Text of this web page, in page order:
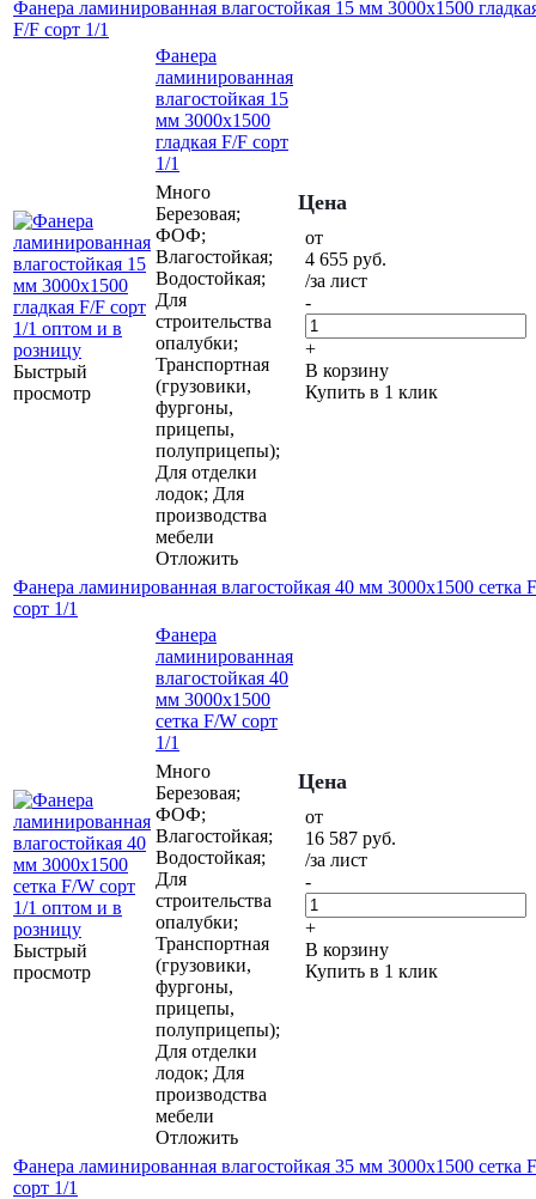
Фанера ламинированная влагостойкая 15 мм 3000х1500
F/F сорт 1/1
Быстрый
просмотр
Фанера
ламинированная
влагостойкая 15
мм 3000х1500
гладкая F/F сорт
1/1
Много
Березовая;
ФОФ;
Влагостойкая;
Водостойкая;
Для
строительства
опалубки;
Транспортная
(грузовики,
фургоны,
прицепы,
полуприцепы);
Для отделки
лодок; Для
производства
мебели
Отложить
Цена
от
4 655 руб.
/за лист
-
+
В корзину
Купить в 1 клик
Фанера ламинированная влагостойкая 40 мм 3000х1500 сетка
сорт 1/1
Быстрый
просмотр
Фанера
ламинированная
влагостойкая 40
мм 3000х1500
сетка F/W сорт
1/1
Много
Березовая;
ФОФ;
Влагостойкая;
Водостойкая;
Для
строительства
опалубки;
Транспортная
(грузовики,
фургоны,
прицепы,
полуприцепы);
Для отделки
лодок; Для
производства
мебели
Отложить
Цена
от
16 587 руб.
/за лист
-
+
В корзину
Купить в 1 клик
Фанера ламинированная влагостойкая 35 мм 3000х1500 сетка
сорт 1/1